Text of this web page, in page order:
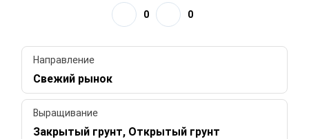
0 0
Направление
Свежий рынок
Выращивание
Закрытый грунт, Открытый грунт